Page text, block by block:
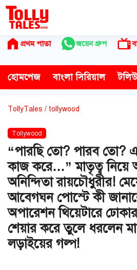
Skip
content
প্রথম পাতা জয়েন গ্রুপ
হোমপেজ বাংলা সিরিয়াল
TollyTales / tollywood
Tollywood
“পারছি তো? পারব তো?
কাজ করে…” মাতৃত্ব নিয়ে
অনিন্দিতা রায়চৌধুরীর!
আবেগঘন পোস্টে কী
অপারেশন থিয়েটারে
শেয়ার করে তুলে ধরলেন
লড়াইয়ের গল্প!